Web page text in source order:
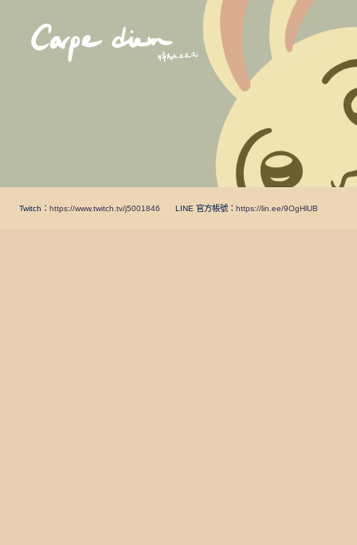
Twitch： https://www.twitch.tv/j5001846 LINE 官方帳號：https://lin.ee/9OgHlUB